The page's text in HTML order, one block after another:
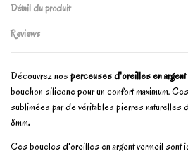
Détail du produit
Reviews
Découvrez nos perceuses d'oreilles en argent
bouchon silicone pour un confort maximum.
sublimées par de véritables pierres naturelles
8mm.
Ces boucles d'oreilles en argent vermeil sont